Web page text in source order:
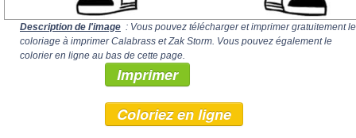
Description de l'image : Vous pouvez télécharger et imprimer gratuitement le
coloriage à imprimer Calabrass et Zak Storm. Vous pouvez également le
colorier en ligne au bas de cette page.
Imprimer
Coloriez en ligne